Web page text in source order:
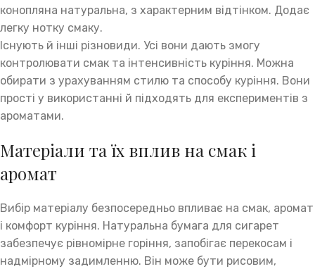
конопляна натуральна, з характерним відтінком. Додає
легку нотку смаку.
Існують й інші різновиди. Усі вони дають змогу
контролювати смак та інтенсивність куріння. Можна
обирати з урахуванням стилю та способу куріння. Вони
прості у використанні й підходять для експериментів з
ароматами.
Матеріали та їх вплив на смак і
аромат
Вибір матеріалу безпосередньо впливає на смак, аромат
і комфорт куріння. Натуральна бумага для сигарет
забезпечує рівномірне горіння, запобігає перекосам і
надмірному задимленню. Він може бути рисовим,